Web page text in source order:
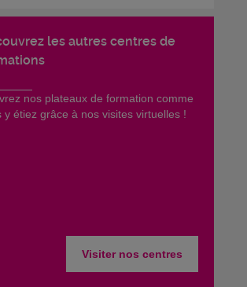
les autres centres de
nos plateaux de formation comme
y étiez grâce à nos visites virtuelles !
Visiter nos centres